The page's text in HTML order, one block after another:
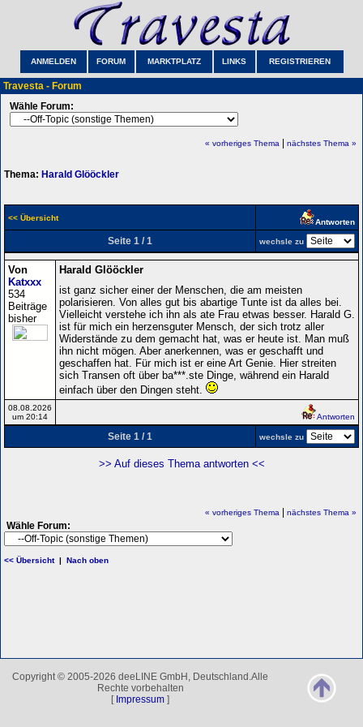
ANMELDEN FORUM MARKTPLATZ LINKS REGISTRIEREN
Travesta - Forum
Wähle Forum:
« vorheriges Thema nächstes Thema »
Thema: Harald Glööckler
<< Übersicht Antworten
Seite 1 / 1 wechsle zu
Von
Katxxx
534
Beiträge
bisher
Harald Glööckler
ist ganz sicher einer der Menschen, die am meisten
polarisieren. Von alles gut bis abartige Tunte ist da alles bei.
Vielleicht verstehe ich ihn als ate Frau etwas besser. Harald G.
ist für mich ein herzensguter Mensch, der sich trotz aller
Widerstände zu dem gemacht hat, was er heute ist. Man muß
ihn nicht mögen. Aber anerkennen, was er geschafft und
geschaffen hat. Für mich ist er eine Art Genie. Hier streiten
sich Transen oft über ba***.ste Dinge, während ein Harald
einfach über den Dingen steht.
08.08.2026
um 20:14
Antworten
Seite 1 / 1 wechsle zu
>> Auf dieses Thema antworten <<
« vorheriges Thema nächstes Thema »
Wähle Forum:
<< Übersicht| Nach oben
Copyright © 2005-2026 deeLINE GmbH, Deutschland.Alle
Rechte vorbehalten
[ Impressum ]